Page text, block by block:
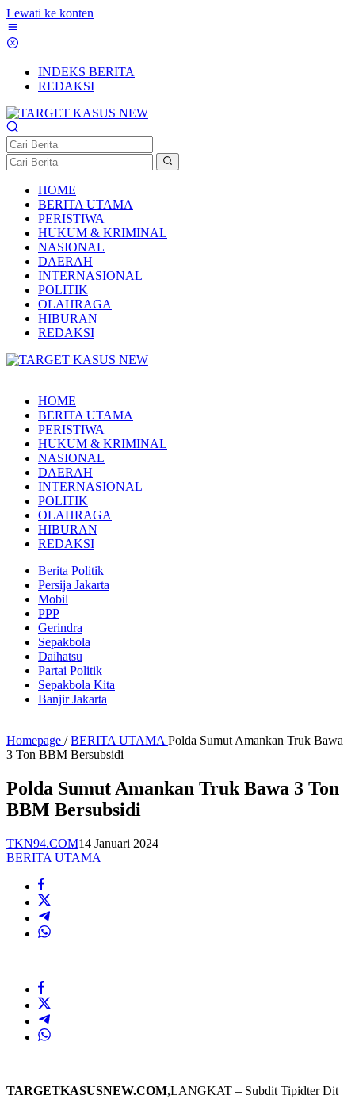
Lewati ke konten
INDEKS BERITA
REDAKSI
HOME
BERITA UTAMA
PERISTIWA
HUKUM & KRIMINAL
NASIONAL
DAERAH
INTERNASIONAL
POLITIK
OLAHRAGA
HIBURAN
REDAKSI
HOME
BERITA UTAMA
PERISTIWA
HUKUM & KRIMINAL
NASIONAL
DAERAH
INTERNASIONAL
POLITIK
OLAHRAGA
HIBURAN
REDAKSI
Berita Politik
Persija Jakarta
Mobil
PPP
Gerindra
Sepakbola
Daihatsu
Partai Politik
Sepakbola Kita
Banjir Jakarta
Homepage / BERITA UTAMA Polda Sumut Amankan Truk Bawa
3 Ton BBM Bersubsidi
Polda Sumut Amankan Truk Bawa 3 Ton
BBM Bersubsidi
TKN94.COM14 Januari 2024
BERITA UTAMA
TARGETKASUSNEW.COM,LANGKAT – Subdit Tipidter Dit